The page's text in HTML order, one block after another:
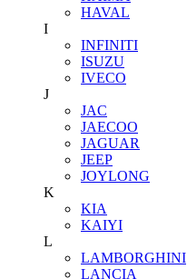
HAVAL
I
INFINITI
ISUZU
IVECO
J
JAC
JAECOO
JAGUAR
JEEP
JOYLONG
K
KIA
KAIYI
L
LAMBORGHINI
LANCIA